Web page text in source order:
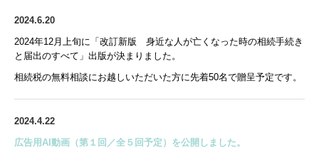
2024.6.20
2024年12月上旬に「改訂新版 身近な人が亡くなった時の相続手続き
と届出のすべて」出版が決まりました。
相続税の無料相談にお越しいただいた方に先着50名で贈呈予定です。
2024.4.22
広告用AI動画（第１回／全５回予定）を公開しました。